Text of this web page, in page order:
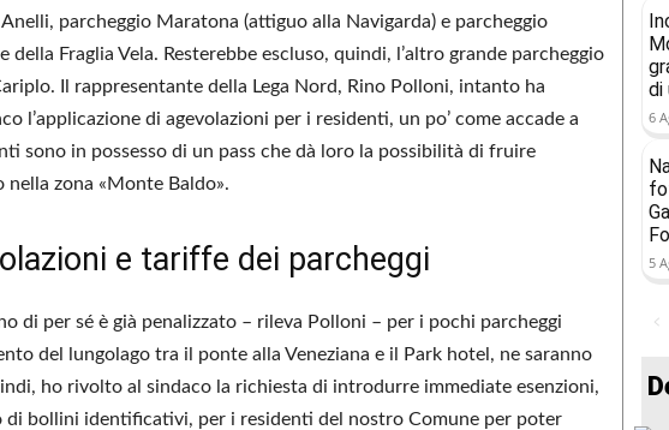
parcheggio Maratona (attiguo alla Navigarda) e parcheggio
della Fraglia Vela. Resterebbe escluso, quindi, l’altro grande parcheggio
Il rappresentante della Lega Nord, Rino Polloni, intanto ha
l’applicazione di agevolazioni per i residenti, un po’ come accade a
sono in possesso di un pass che dà loro la possibilità di fruire
zona «Monte Baldo».
e tariffe dei parcheggi
di per sé è già penalizzato – rileva Polloni – per i pochi parcheggi
del lungolago tra il ponte alla Veneziana e il Park hotel, ne saranno
ho rivolto al sindaco la richiesta di introdurre immediate esenzioni,
di bollini identificativi, per i residenti del nostro Comune per poter
di
6
5